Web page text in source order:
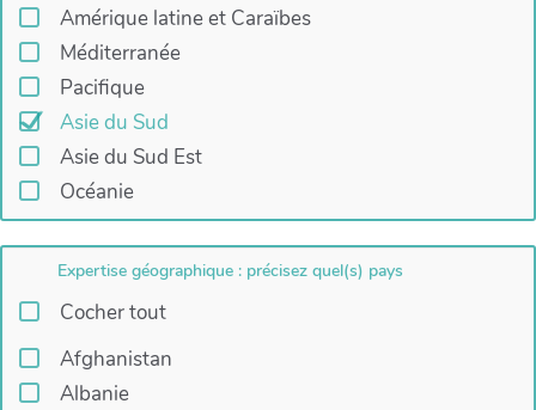
Amérique latine et Caraïbes
Méditerranée
Pacifique
Asie du Sud
Asie du Sud Est
Océanie
Expertise géographique : précisez quel(s) pays
Cocher tout
Afghanistan
Albanie